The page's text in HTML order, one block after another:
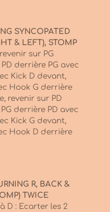
SYNCOPATED
& LEFT), STOMP
sur PG
derrière PG avec
Kick D devant,
Hook G derrière
revenir sur PD
derrière PD avec
Kick G devant,
Hook D derrière
R, BACK &
TWICE
D : Ecarter les 2